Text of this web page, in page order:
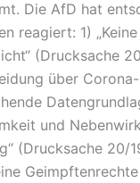
Die AfD hat
reagiert: 1)
(Drucksache
über
und
(Drucksache 20/